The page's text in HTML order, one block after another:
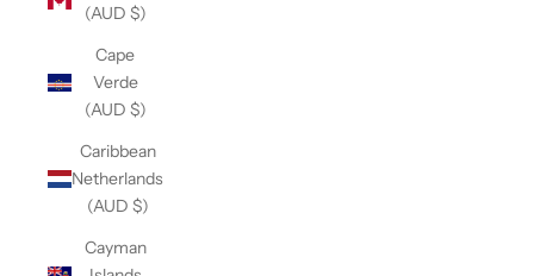
(AUD $)
Cape
Verde
(AUD $)
Caribbean
Netherlands
(AUD $)
Cayman